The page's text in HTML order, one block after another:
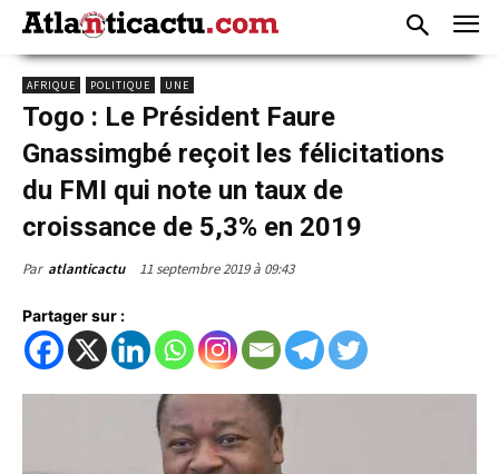
AFRIQUE POLITIQUE UNE
Togo : Le Président Faure
Gnassimgbé reçoit les félicitations
du FMI qui note un taux de
croissance de 5,3% en 2019
Par atlanticactu 11 septembre 2019 à 09:43
Partager sur :